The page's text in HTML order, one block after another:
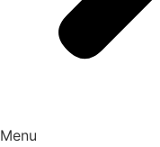
Menu